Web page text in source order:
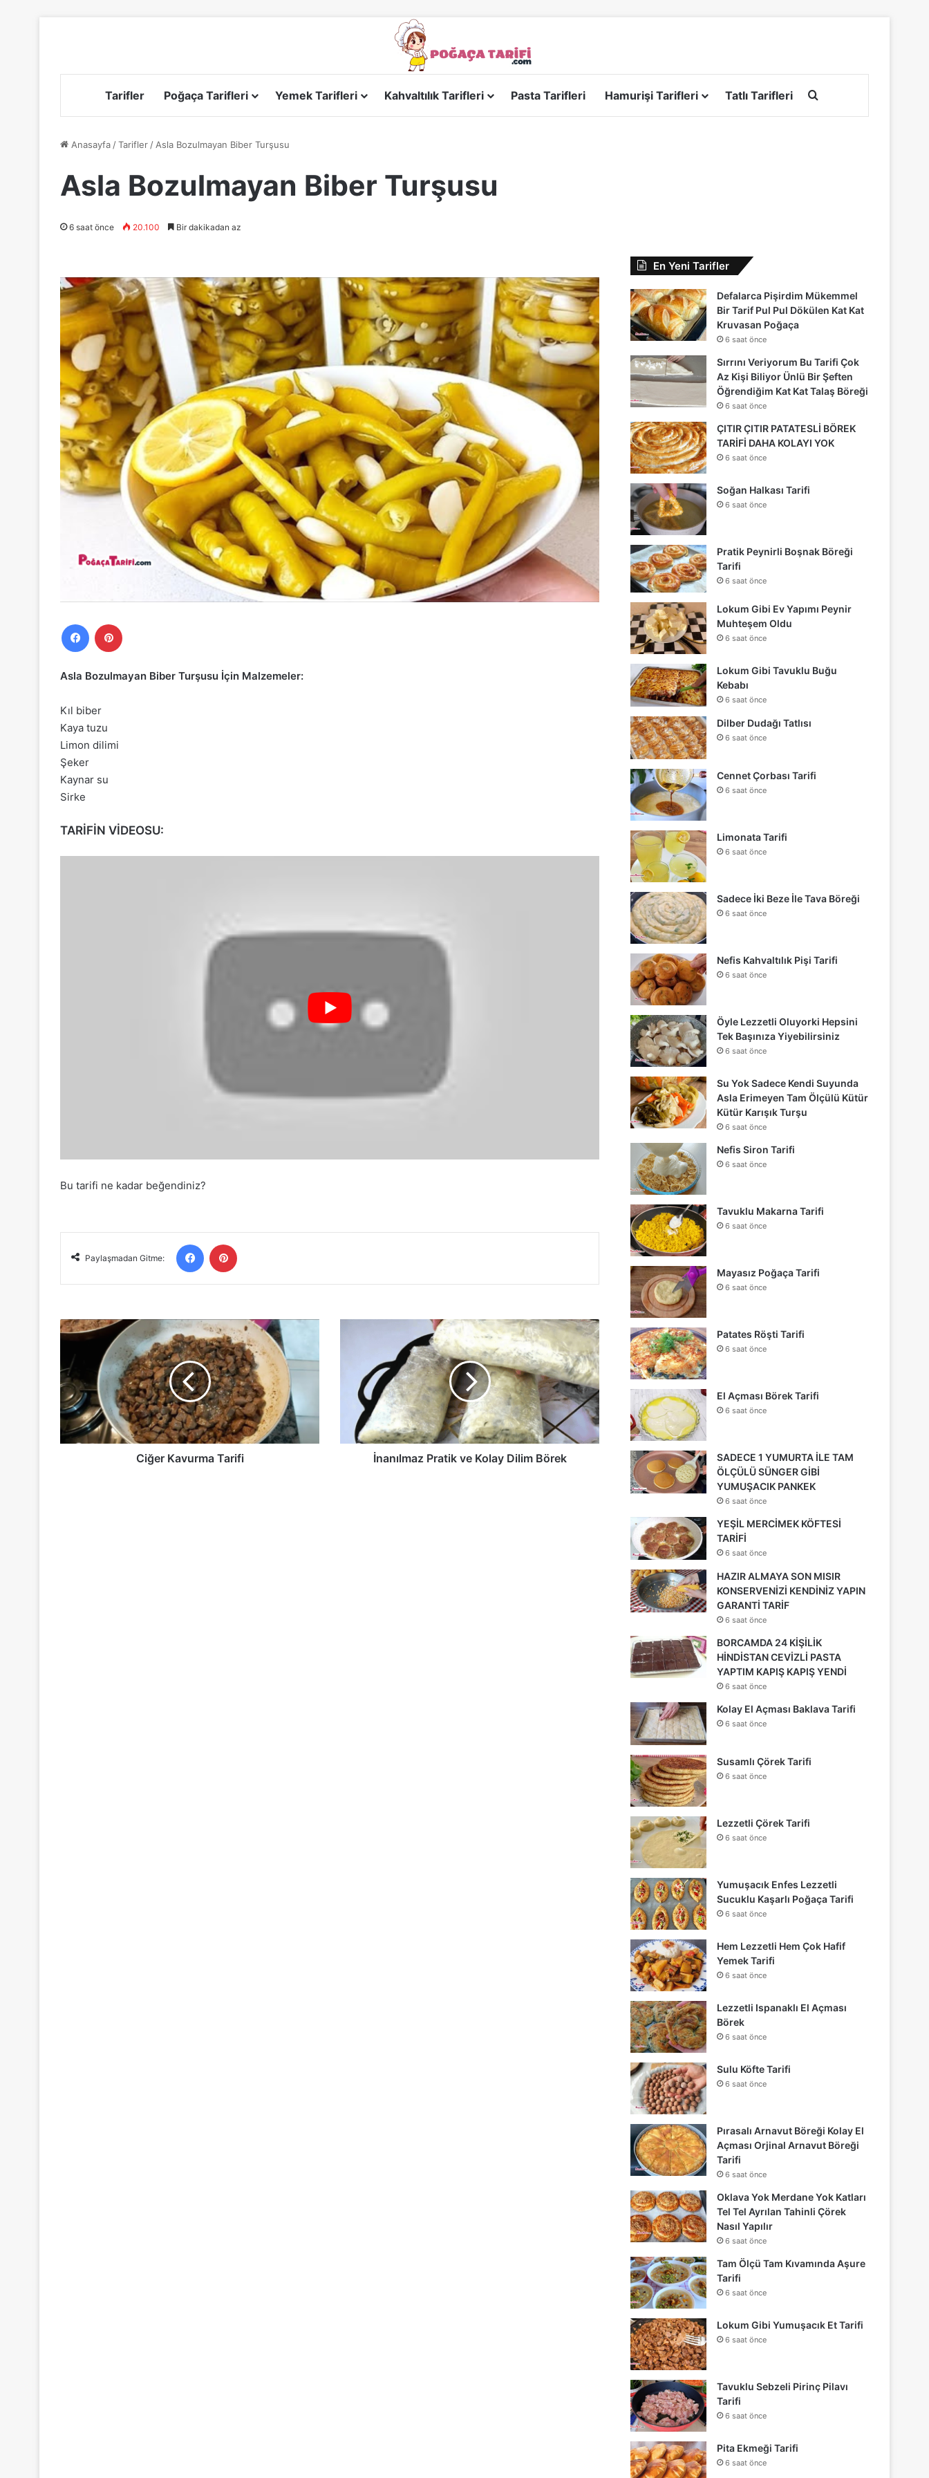
Tarifler Poğaça Tarifleri Yemek Tarifleri Kahvaltılık Tarifleri Pasta Tarifleri Hamurişi Tarifleri Tatlı Tarifleri
Anasayfa /Tarifler / Asla Bozulmayan Biber Turşusu
Asla Bozulmayan Biber Turşusu
6 saat önce 20.100 Bir dakikadan az
Facebook
Asla Bozulmayan Biber Turşusu İçin Malzemeler:
Kıl biber
Kaya tuzu
Limon dilimi
Şeker
Kaynar su
Sirke
TARİFİN VİDEOSU:
Bu tarifi ne kadar beğendiniz?
Paylaşmadan Gitme:
Facebook
Ciğer
Kavurma
Ciğer Kavurma Tarifi
Börek
İnanılmaz Pratik ve Kolay Dilim Börek
En Yeni Tarifler
Defalarca Pişirdim Mükemmel
Bir Tarif Pul Pul Dökülen Kat Kat
Kruvasan Poğaça
6 saat önce
Sırrını Veriyorum Bu Tarifi Çok
Az Kişi Biliyor Ünlü Bir Şeften
Öğrendiğim Kat Kat Talaş Böreği
6 saat önce
ÇITIR ÇITIR PATATESLİ BÖREK
TARİFİ DAHA KOLAYI YOK
6 saat önce
Soğan Halkası Tarifi
6 saat önce
Pratik Peynirli Boşnak Böreği
Tarifi
6 saat önce
Lokum Gibi Ev Yapımı Peynir
Muhteşem Oldu
6 saat önce
Lokum Gibi Tavuklu Buğu
Kebabı
6 saat önce
Dilber Dudağı Tatlısı
6 saat önce
Cennet Çorbası Tarifi
6 saat önce
Limonata Tarifi
6 saat önce
Sadece İki Beze İle Tava Böreği
6 saat önce
Nefis Kahvaltılık Pişi Tarifi
6 saat önce
Öyle Lezzetli Oluyorki Hepsini
Tek Başınıza Yiyebilirsiniz
6 saat önce
Su Yok Sadece Kendi Suyunda
Asla Erimeyen Tam Ölçülü Kütür
Kütür Karışık Turşu
6 saat önce
Nefis Siron Tarifi
6 saat önce
Tavuklu Makarna Tarifi
6 saat önce
Mayasız Poğaça Tarifi
6 saat önce
Patates Röşti Tarifi
6 saat önce
El Açması Börek Tarifi
6 saat önce
SADECE 1 YUMURTA İLE TAM
ÖLÇÜLÜ SÜNGER GİBİ
YUMUŞACIK PANKEK
6 saat önce
YEŞİL MERCİMEK KÖFTESİ
TARİFİ
6 saat önce
HAZIR ALMAYA SON MISIR
KONSERVENİZİ KENDİNİZ YAPIN
GARANTİ TARİF
6 saat önce
BORCAMDA 24 KİŞİLİK
HİNDİSTAN CEVİZLİ PASTA
YAPTIM KAPIŞ KAPIŞ YENDİ
6 saat önce
Kolay El Açması Baklava Tarifi
6 saat önce
Susamlı Çörek Tarifi
6 saat önce
Lezzetli Çörek Tarifi
6 saat önce
Yumuşacık Enfes Lezzetli
Sucuklu Kaşarlı Poğaça Tarifi
6 saat önce
Hem Lezzetli Hem Çok Hafif
Yemek Tarifi
6 saat önce
Lezzetli Ispanaklı El Açması
Börek
6 saat önce
Sulu Köfte Tarifi
6 saat önce
Pırasalı Arnavut Böreği Kolay El
Açması Orjinal Arnavut Böreği
Tarifi
6 saat önce
Oklava Yok Merdane Yok Katları
Tel Tel Ayrılan Tahinli Çörek
Nasıl Yapılır
6 saat önce
Tam Ölçü Tam Kıvamında Aşure
Tarifi
6 saat önce
Lokum Gibi Yumuşacık Et Tarifi
6 saat önce
Tavuklu Sebzeli Pirinç Pilavı
Tarifi
6 saat önce
Pita Ekmeği Tarifi
6 saat önce